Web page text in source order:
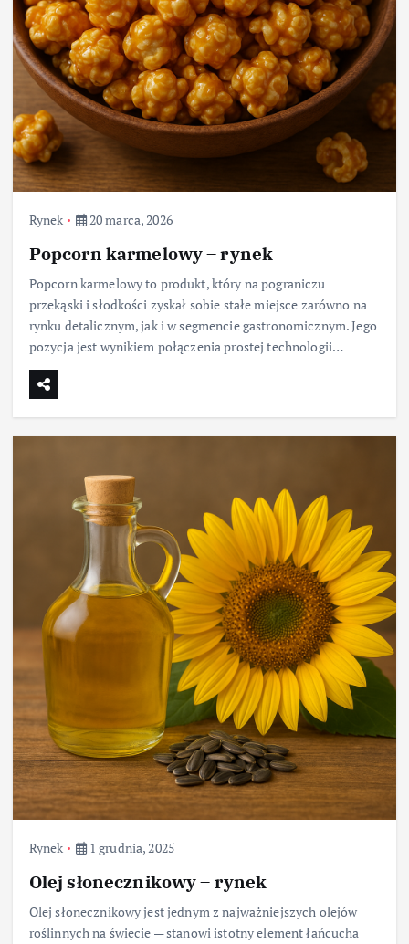
Rynek 20 marca, 2026
Popcorn karmelowy – rynek
Popcorn karmelowy to produkt, który na pograniczu
przekąski i słodkości zyskał sobie stałe miejsce zarówno na
rynku detalicznym, jak i w segmencie gastronomicznym. Jego
pozycja jest wynikiem połączenia prostej technologii…
Rynek 1 grudnia, 2025
Olej słonecznikowy – rynek
Olej słonecznikowy jest jednym z najważniejszych olejów
roślinnych na świecie — stanowi istotny element łańcucha